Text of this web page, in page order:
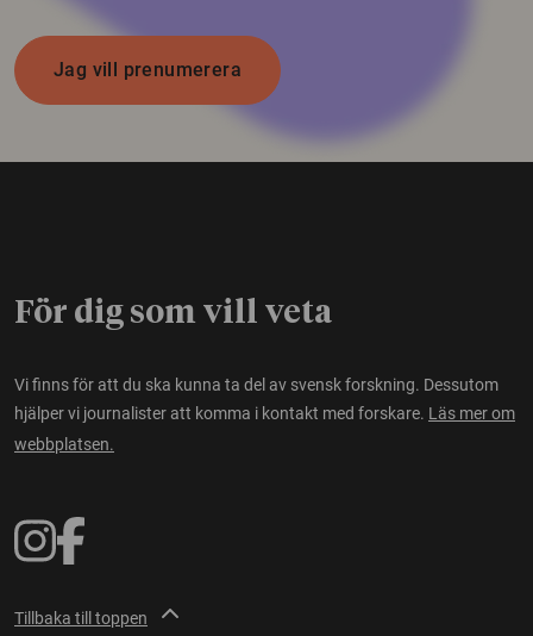
Jag vill prenumerera
För dig som vill veta
Vi finns för att du ska kunna ta del av svensk forskning. Dessutom
hjälper vi journalister att komma i kontakt med forskare. Läs mer om
webbplatsen.
Tillbaka till toppen